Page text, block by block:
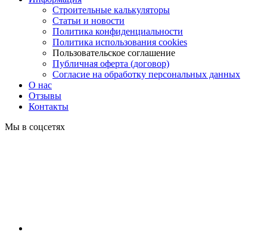
Строительные калькуляторы
Статьи и новости
Политика конфиденциальности
Политика использования cookies
Пользовательское соглашение
Публичная оферта (договор)
Согласие на обработку персональных данных
О нас
Отзывы
Контакты
Мы в соцсетях